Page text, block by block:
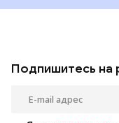
Подпишитесь на